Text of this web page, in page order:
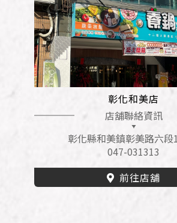
彰化和美店
店舖聯絡資訊
彰化縣和美鎮彰美路六段
047-031313
前往店舖